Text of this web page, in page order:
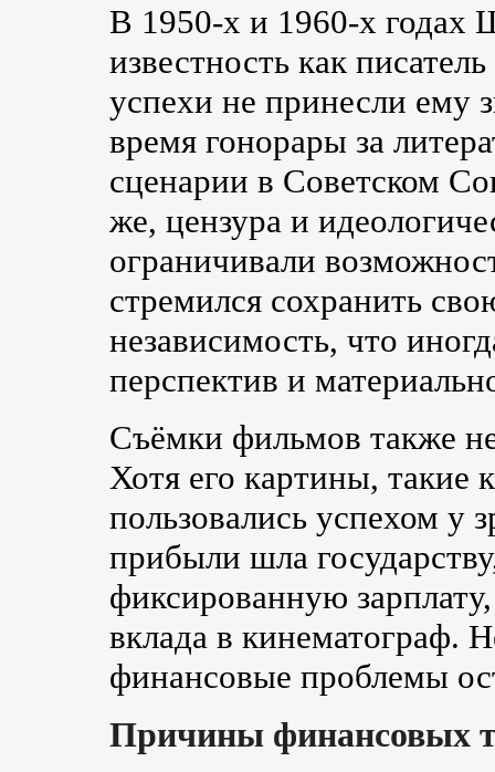
В 1950-х и 1960-х годах
известность как
успехи не принесли ему
время гонорары за
сценарии в Советском
же, цензура и
ограничивали
стремился сохранить
независимость, что
перспектив и
Съёмки фильмов также
Хотя его картины, такие
пользовались успехом у
прибыли шла
фиксированную
вклада в кинематограф.
финансовые проблемы
Причины финансовых